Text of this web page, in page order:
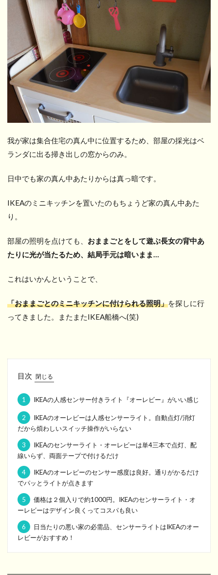
我が家は集合住宅の真ん中に位置するため、部屋の採光はベ
ランダに出る掃き出しの窓からのみ。
日中でも家の真ん中あたりからは真っ暗です。
IKEAのミニキッチンを置いたのもちょうど家の真ん中あた
り。
部屋の照明を点けても、 おままごとをして遊ぶ長女の背中あ
たりに光が当たるため、結局手元は暗いまま…
これはいかんということで、
「おままごとのミニキッチンに付けられる照明」を探しに行
ってきました。またまたIKEA船橋へ(笑)
目次
1 IKEAの人感センサー付きライト『オーレビー』がいい感じ
2
IKEAのオーレビーは人感センサーライト。自動点灯/消灯
だから煩わしいスイッチ操作がいらない
3
IKEAのセンサーライト・オーレビーは単4三本で点灯、配
線いらず、両面テープで付けるだけ
4
IKEAのオーレビーのセンサー感度は良好。通りがかるだけ
でパッとライトが点きます
5
価格は２個入りで約1000円。IKEAのセンサーライト・オ
ーレビーはデザイン良くってコスパも良い
6
日当たりの悪い家の必需品、センサーライトはIKEAのオー
レビーがおすすめ！